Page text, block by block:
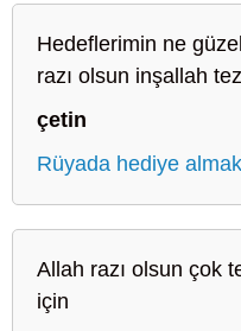
Hedeflerimin ne
razı olsun inşallah
çetin
Rüyada hediye
Allah razı olsun çok
için